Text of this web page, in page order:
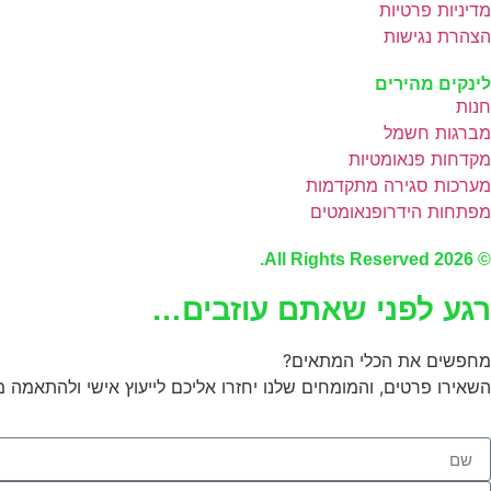
מדיניות פרטיות
הצהרת נגישות
לינקים מהירים
חנות
מברגות חשמל
מקדחות פנאומטיות
מערכות סגירה מתקדמות
מפתחות הידרופנאומטים
© 2026 All Rights Reserved.
רגע לפני שאתם עוזבים…
מחפשים את הכלי המתאים?
השאירו פרטים, והמומחים שלנו יחזרו אליכם לייעוץ אישי ולהתאמה